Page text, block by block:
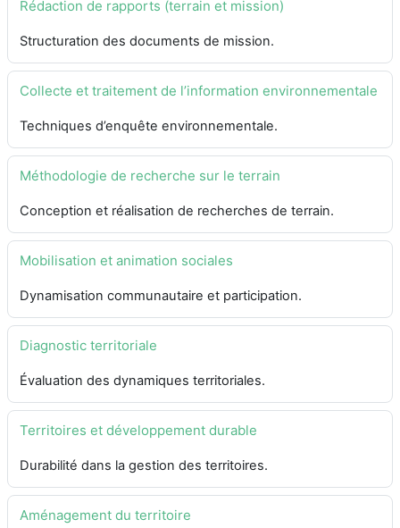
Rédaction de rapports (terrain et mission)
Structuration des documents de mission.
Collecte et traitement de l’information environnementale
Techniques d’enquête environnementale.
Méthodologie de recherche sur le terrain
Conception et réalisation de recherches de terrain.
Mobilisation et animation sociales
Dynamisation communautaire et participation.
Diagnostic territoriale
Évaluation des dynamiques territoriales.
Territoires et développement durable
Durabilité dans la gestion des territoires.
Aménagement du territoire